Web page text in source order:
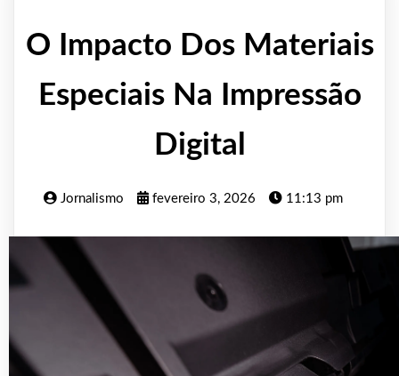
O Impacto Dos Materiais
Especiais Na Impressão
Digital
Jornalismo fevereiro 3, 2026 11:13 pm